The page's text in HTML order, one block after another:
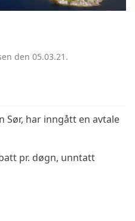
den 05.03.21.
Sør, har inngått en avtale
pr. døgn, unntatt